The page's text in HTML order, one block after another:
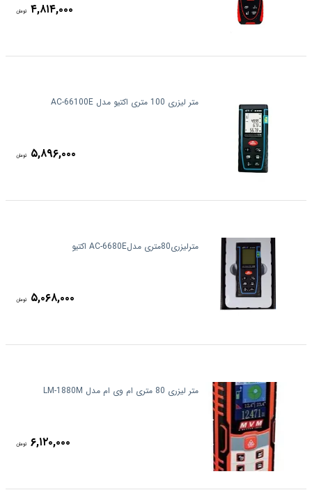
۴,۸۱۴,۰۰۰ تومان
متر لیزری 100 متری اکتیو مدل AC-66100E
۵,۸۹۶,۰۰۰ تومان
مترلیزری80متری مدلAC-6680E اکتیو
۵,۰۶۸,۰۰۰ تومان
متر لیزری 80 متری ام وی ام مدل LM-1880M
۶,۱۲۰,۰۰۰ تومان